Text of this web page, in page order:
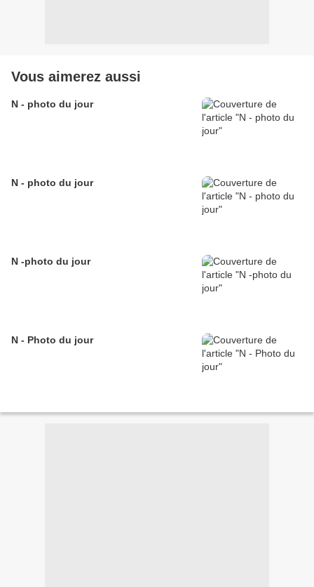
Vous aimerez aussi
N - photo du jour
N - photo du jour
N -photo du jour
N - Photo du jour